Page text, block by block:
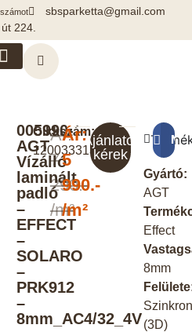
sbsparketta@gmail.com
224.
005990-
AGT
Vízálló
laminált
padló
–
EFFECT
–
SOLARO
–
PRK912
–
8mm_AC4/32_4V
Cikkszám:
120033313
Ár:
7
290.-
/m²
Ár:
5
990.-
/m²
Ajánlatot
kérek
Gyártó:
AGT
Effect
8mm
(3D)